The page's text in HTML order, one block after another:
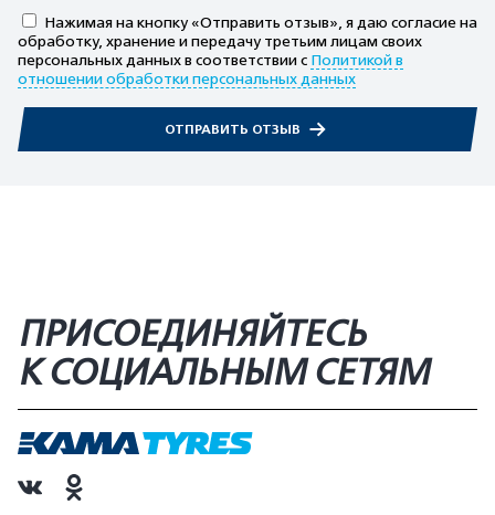
Нажимая на кнопку «Отправить отзыв», я даю согласие на
обработку, хранение и передачу третьим лицам своих
персональных данных в соответствии с Политикой в
отношении обработки персональных данных
ОТПРАВИТЬ ОТЗЫВ
ПРИСОЕДИНЯЙТЕСЬ
К СОЦИАЛЬНЫМ СЕТЯМ